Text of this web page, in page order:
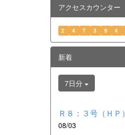
アクセスカウンター
2 4 7 3 9 4
新着
7日分
08/03